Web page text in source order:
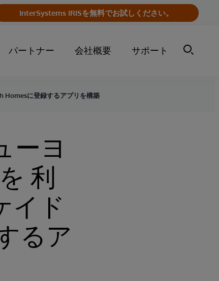
InterSystems IRISを無料でお試しください。
パートナー 会社概要 サポート
Homesに登録するアプリを構築
ーヨ
利
イド
るア